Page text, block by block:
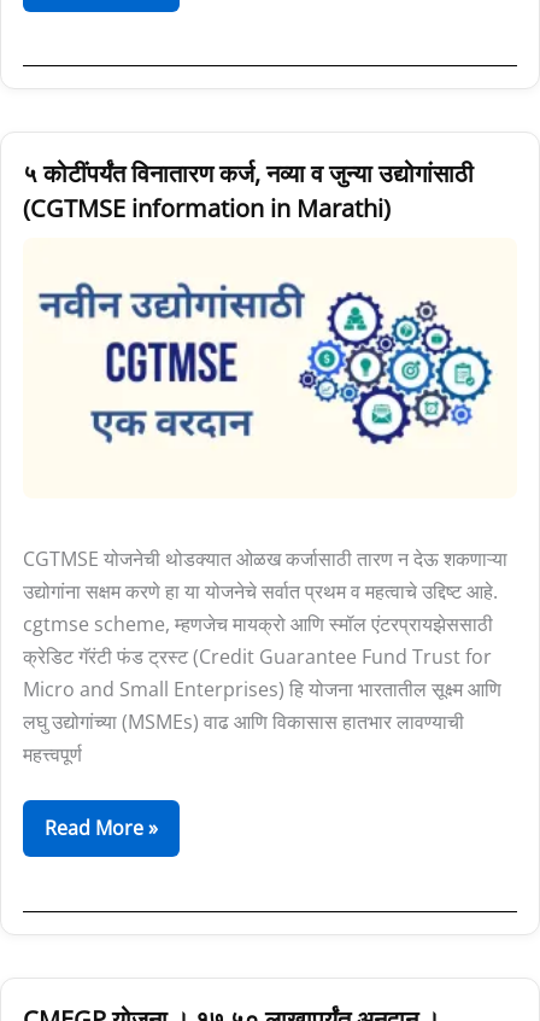
५ कोटींपर्यंत विनातारण कर्ज, नव्या व जुन्या उद्योगांसाठी
(CGTMSE information in Marathi)
CGTMSE योजनेची थोडक्यात ओळख कर्जासाठी तारण न देऊ शकणाऱ्या
उद्योगांना सक्षम करणे हा या योजनेचे सर्वात प्रथम व महत्वाचे उद्दिष्ट आहे.
cgtmse scheme, म्हणजेच मायक्रो आणि स्मॉल एंटरप्रायझेससाठी
क्रेडिट गॅरंटी फंड ट्रस्ट (Credit Guarantee Fund Trust for
Micro and Small Enterprises) हि योजना भारतातील सूक्ष्म आणि
लघु उद्योगांच्या (MSMEs) वाढ आणि विकासास हातभार लावण्याची
महत्त्वपूर्ण
५
कोटींपर्यंत
नव्या
(CGTMSE
Read More »
CMEGP